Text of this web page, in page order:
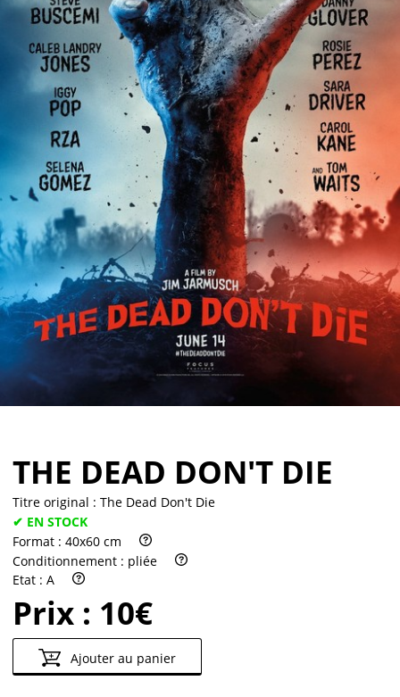
Vendre
THE DEAD DON'T DIE
Titre original : The Dead Don't Die
✔ EN STOCK
Format : 40x60 cm
Conditionnement : pliée
Etat : A
Prix : 10€
Ajouter au panier